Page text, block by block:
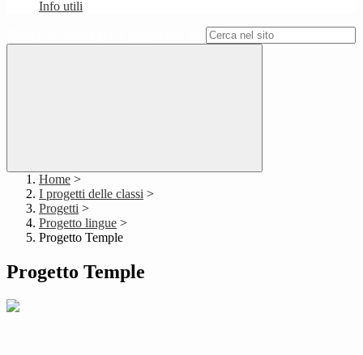
Info utili
Home >
I progetti delle classi >
Progetti >
Progetto lingue >
Progetto Temple
Progetto Temple